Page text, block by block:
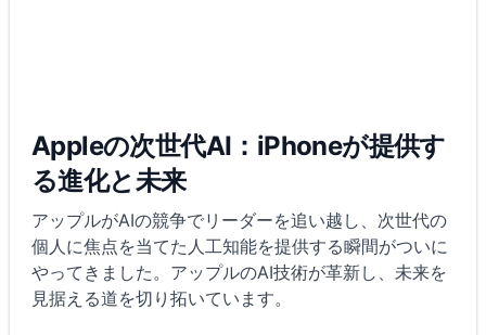
Appleの次世代AI：iPhoneが提供す
る進化と未来
アップルがAIの競争でリーダーを追い越し、次世代の
個人に焦点を当てた人工知能を提供する瞬間がついに
やってきました。アップルのAI技術が革新し、未来を
見据える道を切り拓いています。